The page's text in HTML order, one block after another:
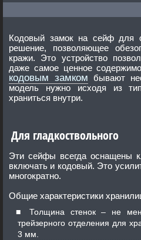
Кодовый замок на сейф для
решение, позволяющее
кражи. Это устройство
даже самое ценное
кодовым замком бывают
модель нужно исходя из
храниться внутри.
Для гладкоствольного
Эти сейфы всегда оснащены
включать и кодовый. Это
многократно.
Общие характеристики
Толщина стенок – не
трейзерного отделения для
3 мм.